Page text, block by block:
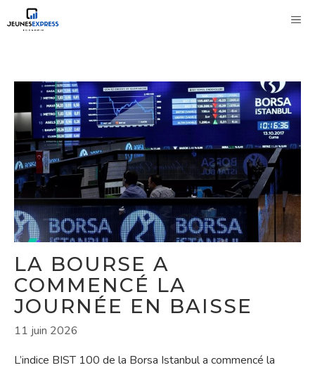
au
LA BOURSE A
COMMENCÉ LA
JOURNÉE EN BAISSE
11 juin 2026
L’indice BIST 100 de la Borsa Istanbul a commencé la